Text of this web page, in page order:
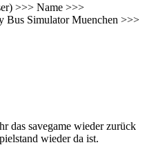
>>> Name >>>
Bus Simulator Muenchen >>>
das savegame wieder zurück
wieder da ist.